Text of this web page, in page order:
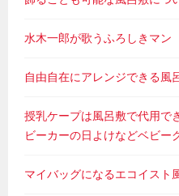
水木一郎が歌うふろしきマン
自由自在にアレンジできる風
授乳ケープは風呂敷で代用で
ビーカーの日よけなどベビー
マイバッグになるエコイスト